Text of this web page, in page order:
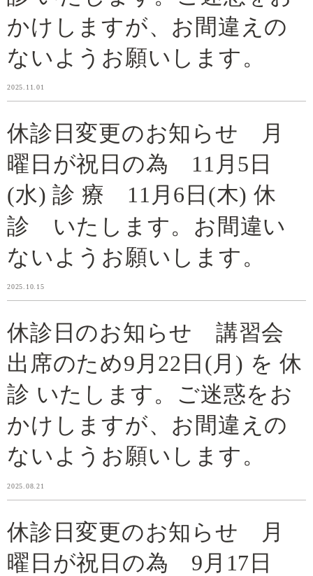
かけしますが、お間違えの
ないようお願いします。
2025.11.01
休診日変更のお知らせ 月
曜日が祝日の為 11月5日
(水) 診 療 11月6日(木) 休
診 いたします。お間違い
ないようお願いします。
2025.10.15
休診日のお知らせ 講習会
出席のため9月22日(月) を 休
診 いたします。ご迷惑をお
かけしますが、お間違えの
ないようお願いします。
2025.08.21
休診日変更のお知らせ 月
曜日が祝日の為 9月17日